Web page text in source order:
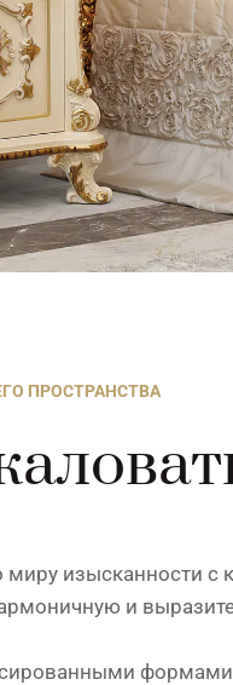
ПРОСТРАНСТВА
миру изысканности с
и